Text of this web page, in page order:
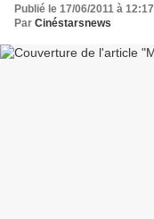
Publié le 17/06/2011 à 12:17
Par Cinéstarsnews